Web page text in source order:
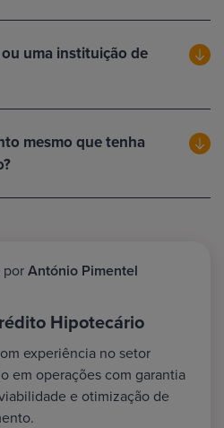
uma instituição de
mesmo que tenha
António Pimentel
Hipotecário
experiência no setor
em operações com garantia
e otimização de